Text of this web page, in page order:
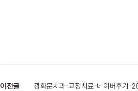
이전글 광화문치과-교정치료-네이버후기-